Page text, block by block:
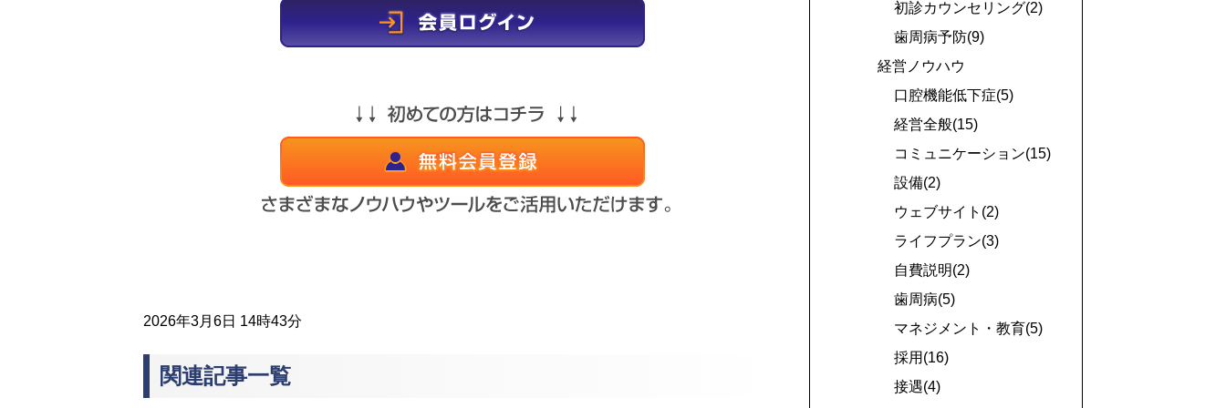
2026年3月6日 14時43分
関連記事一覧
初診カウンセリング(2)
歯周病予防(9)
経営ノウハウ
口腔機能低下症(5)
経営全般(15)
コミュニケーション(15)
設備(2)
ウェブサイト(2)
ライフプラン(3)
自費説明(2)
歯周病(5)
マネジメント・教育(5)
採用(16)
接遇(4)